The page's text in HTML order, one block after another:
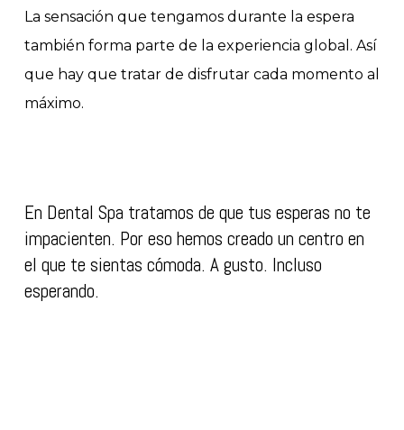
La sensación que tengamos durante la espera
también forma parte de la experiencia global. Así
que hay que tratar de disfrutar cada momento al
máximo.
En Dental Spa tratamos de que tus esperas no te
impacienten. Por eso hemos creado un centro en
el que te sientas cómoda. A gusto. Incluso
esperando.